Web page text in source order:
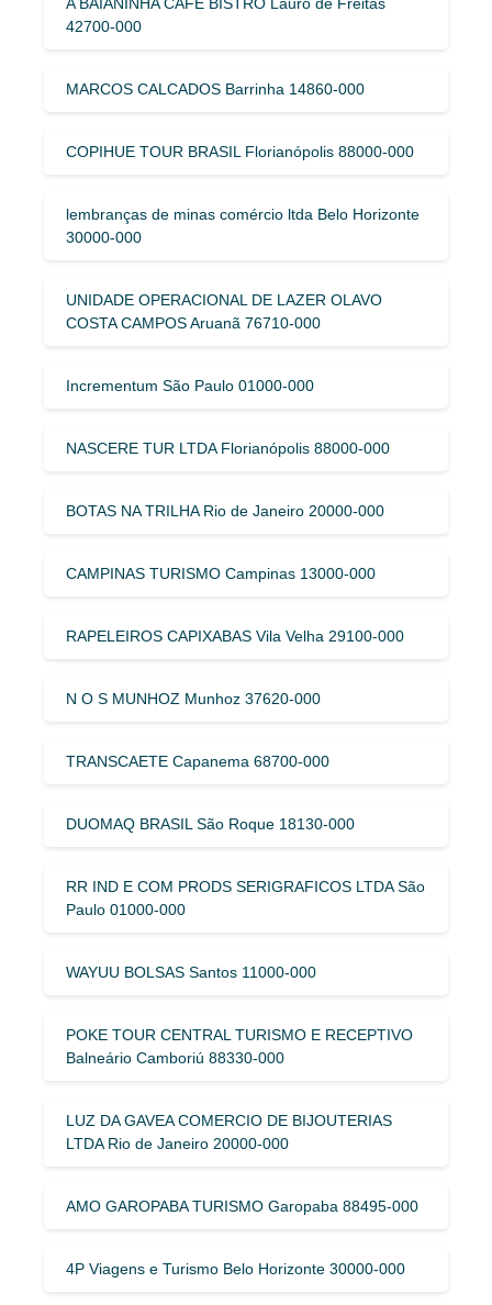
42700-000
MARCOS CALCADOS Barrinha 14860-000
COPIHUE TOUR BRASIL Florianópolis 88000-000
lembranças de minas comércio ltda Belo Horizonte
30000-000
UNIDADE OPERACIONAL DE LAZER OLAVO
COSTA CAMPOS Aruanã 76710-000
Incrementum São Paulo 01000-000
NASCERE TUR LTDA Florianópolis 88000-000
BOTAS NA TRILHA Rio de Janeiro 20000-000
CAMPINAS TURISMO Campinas 13000-000
RAPELEIROS CAPIXABAS Vila Velha 29100-000
N O S MUNHOZ Munhoz 37620-000
TRANSCAETE Capanema 68700-000
DUOMAQ BRASIL São Roque 18130-000
RR IND E COM PRODS SERIGRAFICOS LTDA São
Paulo 01000-000
WAYUU BOLSAS Santos 11000-000
POKE TOUR CENTRAL TURISMO E RECEPTIVO
Balneário Camboriú 88330-000
LUZ DA GAVEA COMERCIO DE BIJOUTERIAS
LTDA Rio de Janeiro 20000-000
AMO GAROPABA TURISMO Garopaba 88495-000
4P Viagens e Turismo Belo Horizonte 30000-000